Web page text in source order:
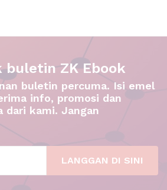
ZK Ebook
buletin percuma. Isi emel
info, promosi dan
dari kami. Jangan